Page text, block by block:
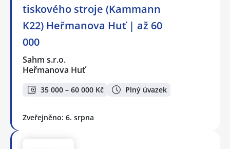
tiskového stroje (Kammann
K22) Heřmanova Huť | až 60
000
Sahm s.r.o.
Heřmanova Huť
35 000 – 60 000 Kč Plný úvazek
Zveřejněno: 6. srpna